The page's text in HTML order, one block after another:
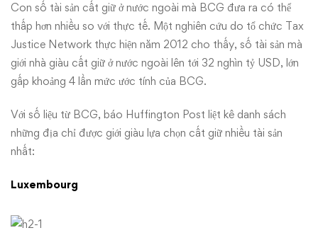
Con số tài sản cất giữ ở nước ngoài mà BCG đưa ra có thể
thấp hơn nhiều so với thực tế. Một nghiên cứu do tổ chức Tax
Justice Network thực hiện năm 2012 cho thấy, số tài sản mà
giới nhà giàu cất giữ ở nước ngoài lên tới 32 nghìn tỷ USD, lớn
gấp khoảng 4 lần mức ước tính của BCG.
Với số liệu từ BCG, báo Huffington Post liệt kê danh sách
những địa chỉ được giới giàu lựa chọn cất giữ nhiều tài sản
nhất:
Luxembourg